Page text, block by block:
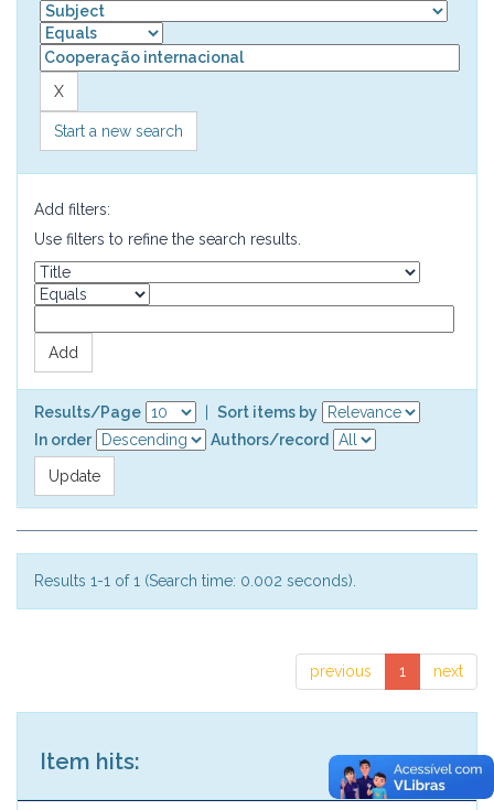
Start a new search
Add filters:
Use filters to refine the search results.
Results/Page
Sort items by
In order
Authors/record
Results 1-1 of 1 (Search time: 0.002 seconds).
previous 1 next
Item hits: